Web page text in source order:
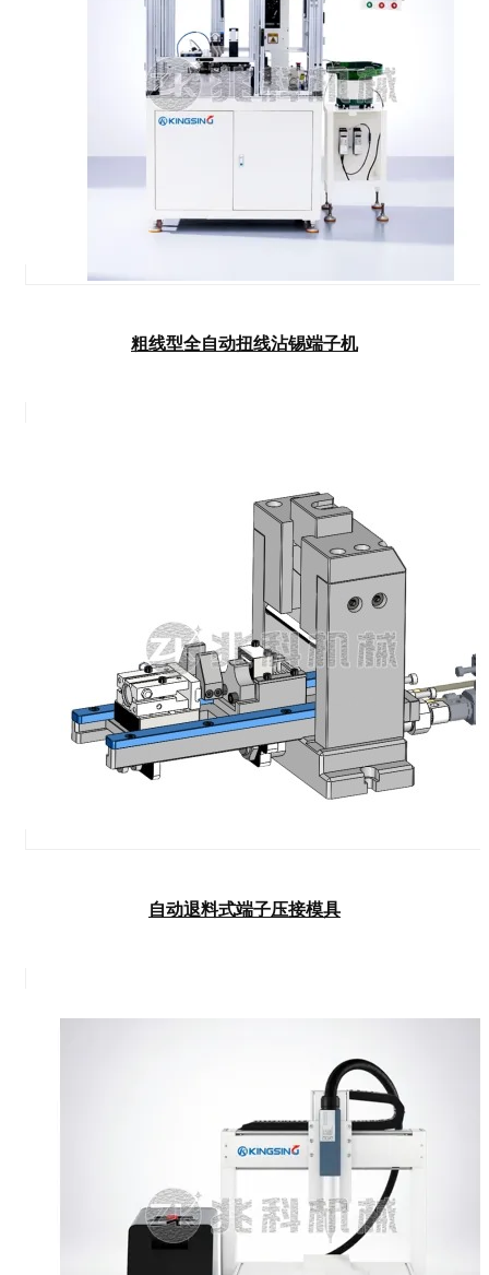
粗线型全自动扭线沾锡端子机
自动退料式端子压接模具